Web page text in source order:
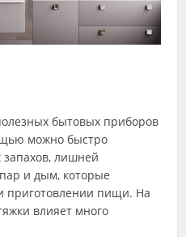
бытовых приборов
можно быстро
запахов, лишней
и дым, которые
приготовлении пищи. На
влияет много